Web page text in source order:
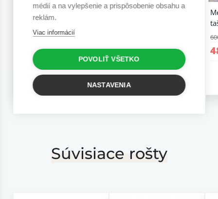
Medový matrac
taštičkový 26 cm
677,07 €
541,66 €
6 r. záruka
Medový matrac penový
541,66 €
6 r. záruka
Súvisiace rošty
médií a na vylepšenie a prispôsobenie obsahu a
reklám.
Viac informácií
POVOLIŤ VŠETKO
NASTAVENIA